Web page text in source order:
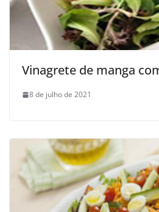
Vinagrete de manga
8 de julho de 2021